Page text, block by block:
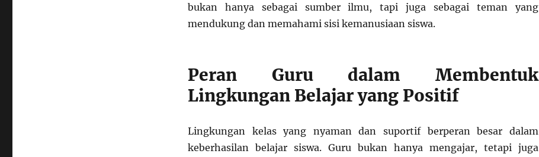
bukan hanya sebagai sumber ilmu, tapi juga sebagai teman yang
mendukung dan memahami sisi kemanusiaan siswa.
Peran Guru dalam Membentuk
Lingkungan Belajar yang Positif
Lingkungan kelas yang nyaman dan suportif berperan besar dalam
keberhasilan belajar siswa. Guru bukan hanya mengajar, tetapi juga